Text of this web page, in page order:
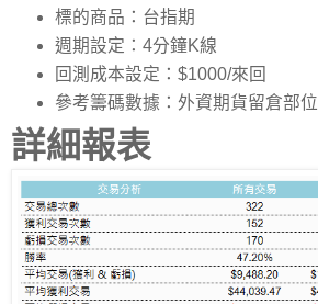
標的商品：台指期
週期設定：4分鐘K線
回測成本設定：$1000/來回
參考籌碼數據：外資期貨留倉部位
詳細報表